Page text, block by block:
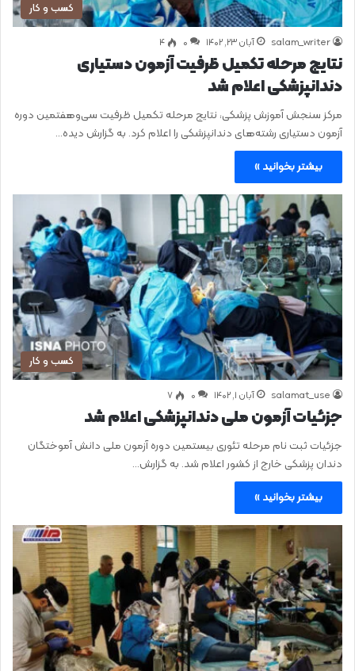
کسب و کار
salam_writer آبان ۲۳, ۱۴۰۲ 0 ۴
نتایج مرحله تکمیل ظرفیت آزمون دستیاری
دندانپزشکی اعلام شد
مرکز سنجش آموزش پزشکی، نتایج مرحله تکمیل ظرفیت سی‌وهفتمین دوره
آزمون دستیاری رشته‌های دندانپزشکی را اعلام کرد. به گزارش دیده…
بیشتر بخوانید »
کسب و کار
salamat_use آبان ۱, ۱۴۰۲ 0 ۷
جزئیات آزمون ملی دندانپزشکی اعلام شد
جزئیات ثبت‌ نام مرحله تئوری بیستمین دوره آزمون ملی دانش‌ آموختگان
دندان پزشکی خارج از کشور اعلام شد. به گزارش…
بیشتر بخوانید »